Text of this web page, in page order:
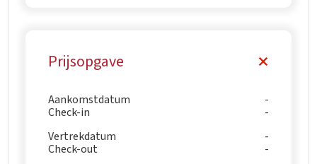
Prijsopgave
Aankomstdatum
Check-in
Vertrekdatum
Check-out